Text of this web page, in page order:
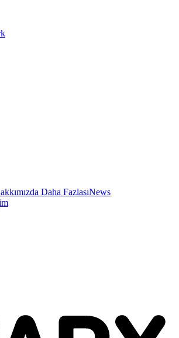
Daha FazlasıNews